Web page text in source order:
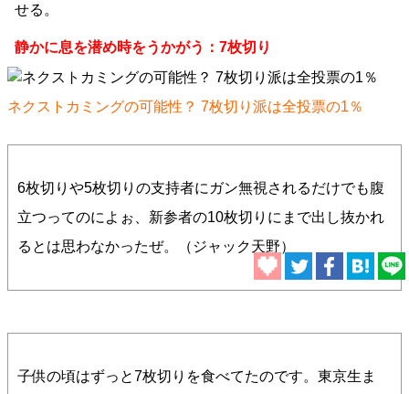
せる。
静かに息を潜め時をうかがう：7枚切り
ネクストカミングの可能性？ 7枚切り派は全投票の1％
6枚切りや5枚切りの支持者にガン無視されるだけでも腹
立つってのによぉ、新参者の10枚切りにまで出し抜かれ
るとは思わなかったぜ。（ジャック天野）
子供の頃はずっと7枚切りを食べてたのです。東京生ま